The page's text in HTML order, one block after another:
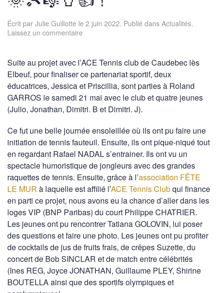
Écrit par Julie Guillotte le 2 juin 2022. Publié dans Actualités.
Laissez un commentaire
Suite au projet avec l’ACE Tennis club de Caudebec lès
Elbeuf, pour finaliser ce partenariat sportif, deux
éducatrices, Jessica et Priscillia, sont parties à Roland
GARROS le samedi 21 mai avec le club et quatre jeunes
(Julio, Jonathan, Dimitri. B et Dimitri. J).
Ce fut une belle journée ensoleillée où ils ont pu faire une
initiation de tennis fauteuil. Ensuite, ils ont pique-niqué tout
en regardant Rafael NADAL s’entrainer. Ils ont vu un
spectacle humoristique de jongleurs avec des grandes
raquettes de tennis. Ensuite, grâce à l’association FÊTE
LE MUR à laquelle est affilié l’ACE Tennis Clubqui finance
en parti ce projet, nous avons eu la chance d’aller dans les
loges VIP (BNP Paribas) du court Philippe CHATRIER.
Les jeunes ont pu rencontrer Tatiana GOLOVIN, lui poser
des questions et faire une photo. Les jeunes ont pu profiter
de cocktails de jus de fruits frais, de crêpes Suzette, du
concert de Bob SINCLAR et de match entre célébrités
(Ines REG, Joyce JONATHAN, Guillaume PLEY, Shirine
BOUTELLA ainsi que des sportifs olympiques et